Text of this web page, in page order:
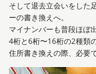
そして退去立会いをした
ーの書き換えへ。
マイナンバーも普段ほぼ
4桁と6桁〜16桁の2種類
住所書き換えの際、必要